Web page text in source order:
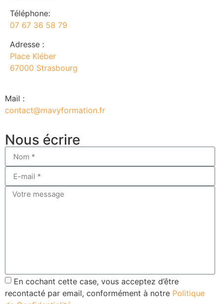
Téléphone:
07 67 36 58 79
Adresse :
Place Kléber
67000 Strasbourg
Mail :
contact@mavyformation.fr
Nous écrire
En cochant cette case, vous acceptez d’être
recontacté par email, conformément à notre Politique